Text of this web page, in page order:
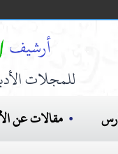
للمجلات
مقالات عن